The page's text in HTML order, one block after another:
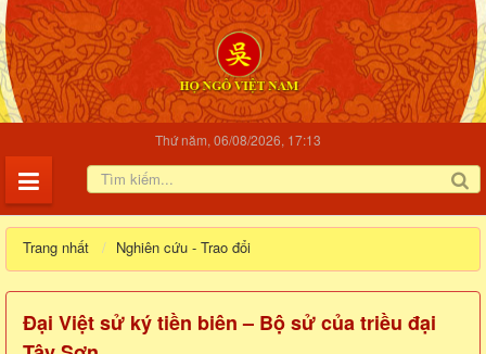
Thứ năm, 06/08/2026, 17:13
Trang nhất Nghiên cứu - Trao đổi
Đại Việt sử ký tiền biên – Bộ sử của triều đại